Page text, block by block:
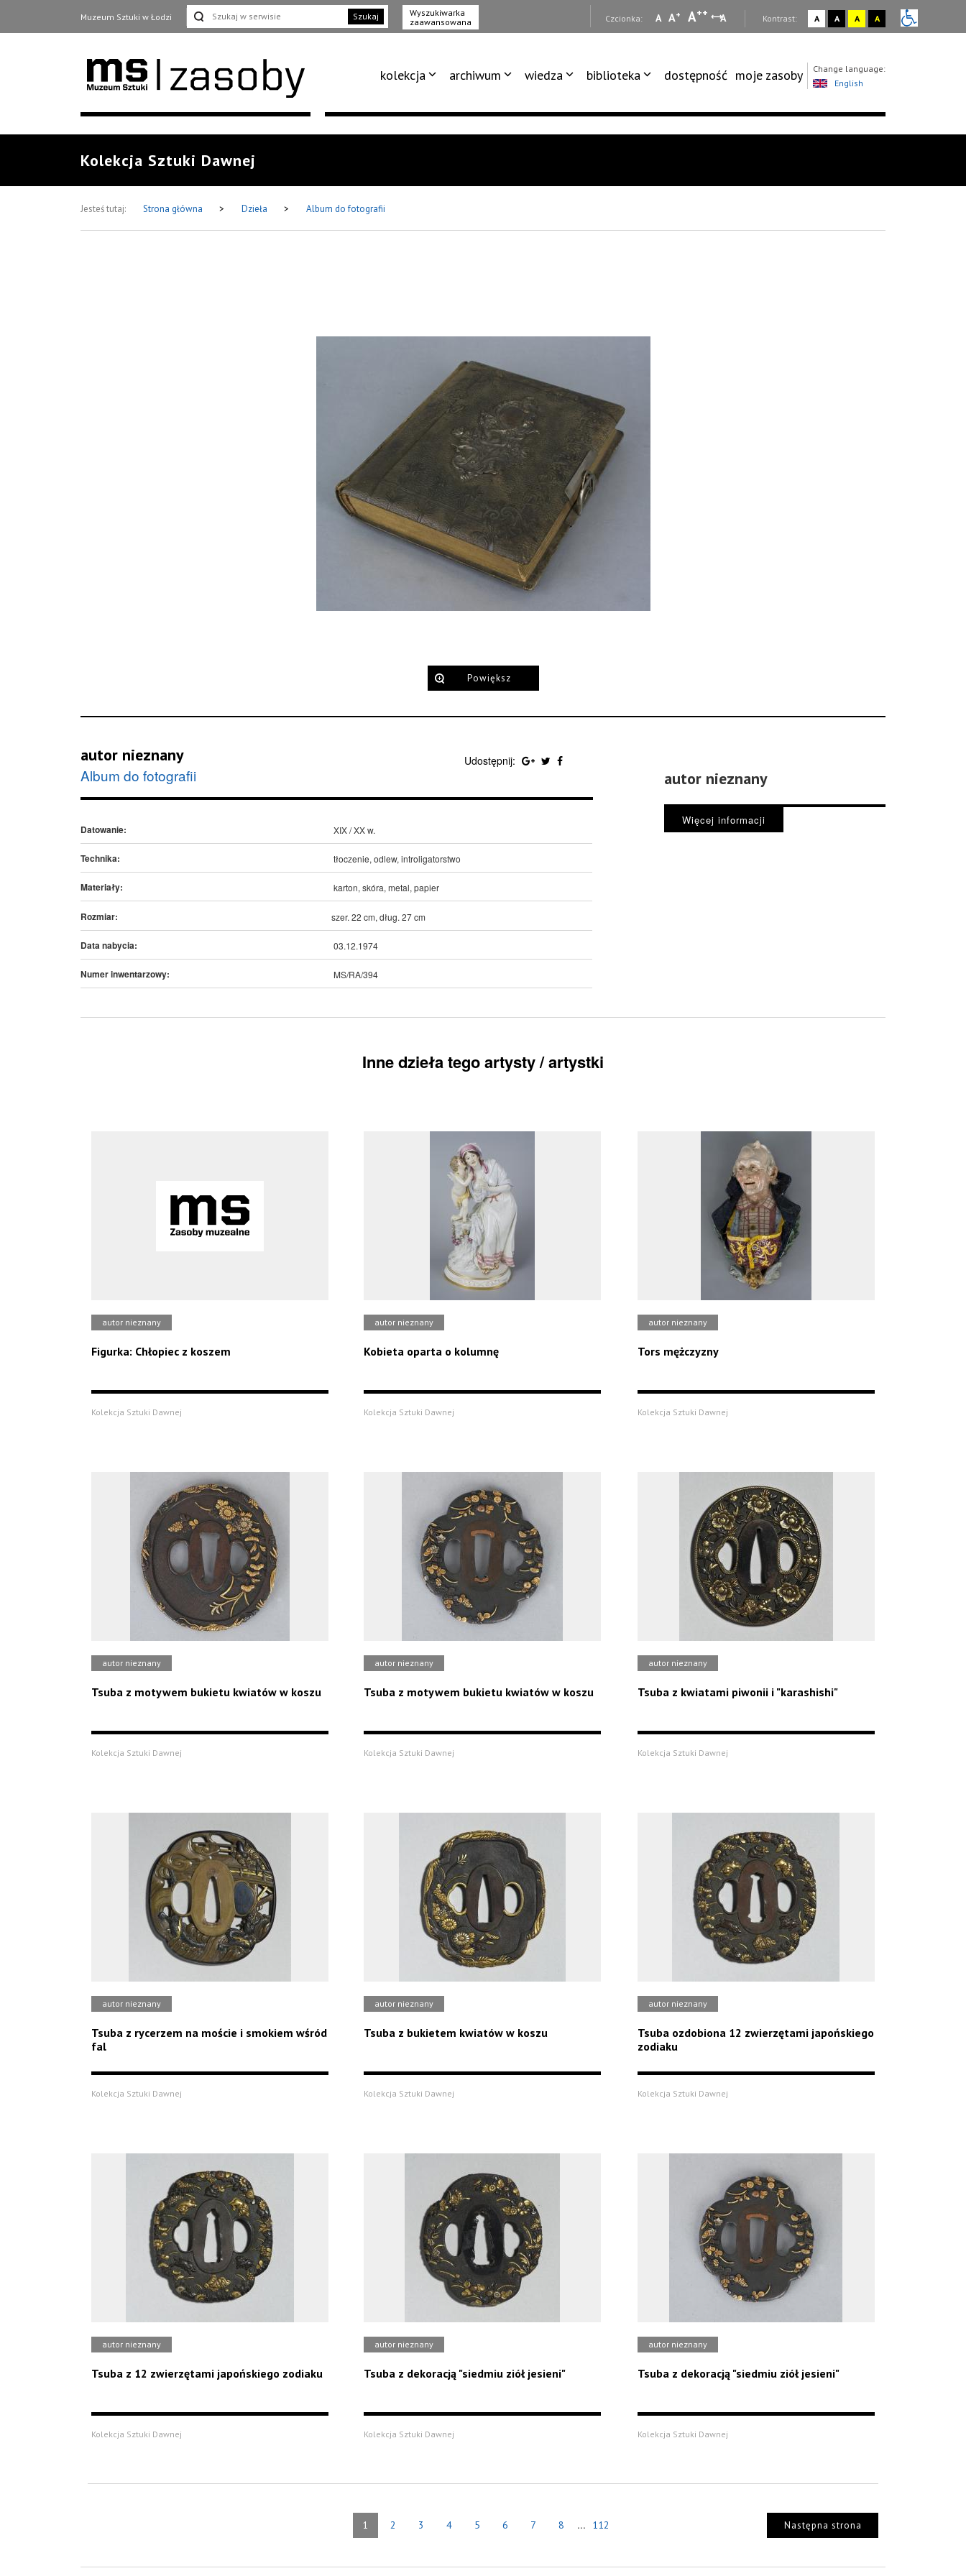
Muzeum Sztuki w Łodzi Szukaj
Wyszukiwarka
zaawansowana
Czcionka: A A+ A++ A Kontrast: A A A A
kolekcja archiwum wiedza biblioteka dostępność moje zasoby
Change language:
English
Kolekcja Sztuki Dawnej
Jesteś tutaj: Strona główna > Dzieła > Album do fotografii
Powiększ
autor nieznany
Album do fotografii
Udostępnij:
Datowanie: XIX / XX w.
Technika: tłoczenie, odlew, introligatorstwo
Materiały: karton, skóra, metal, papier
Rozmiar: szer. 22 cm, dług. 27 cm
Data nabycia: 03.12.1974
Numer inwentarzowy: MS/RA/394
autor nieznany
Więcej informacji
Inne dzieła tego artysty / artystki
autor nieznany
Figurka: Chłopiec z koszem
Kolekcja Sztuki Dawnej
autor nieznany
Kobieta oparta o kolumnę
Kolekcja Sztuki Dawnej
autor nieznany
Tors mężczyzny
Kolekcja Sztuki Dawnej
autor nieznany
Tsuba z motywem bukietu kwiatów w koszu
Kolekcja Sztuki Dawnej
autor nieznany
Tsuba z motywem bukietu kwiatów w koszu
Kolekcja Sztuki Dawnej
autor nieznany
Tsuba z kwiatami piwonii i "karashishi"
Kolekcja Sztuki Dawnej
autor nieznany
Tsuba z rycerzem na moście i smokiem wśród
fal
Kolekcja Sztuki Dawnej
autor nieznany
Tsuba z bukietem kwiatów w koszu
Kolekcja Sztuki Dawnej
autor nieznany
Tsuba ozdobiona 12 zwierzętami japońskiego
zodiaku
Kolekcja Sztuki Dawnej
autor nieznany
Tsuba z 12 zwierzętami japońskiego zodiaku
Kolekcja Sztuki Dawnej
autor nieznany
Tsuba z dekoracją "siedmiu ziół jesieni"
Kolekcja Sztuki Dawnej
autor nieznany
Tsuba z dekoracją "siedmiu ziół jesieni"
Kolekcja Sztuki Dawnej
1 2 3 4 5 6 7 8 ... 112 Następna strona